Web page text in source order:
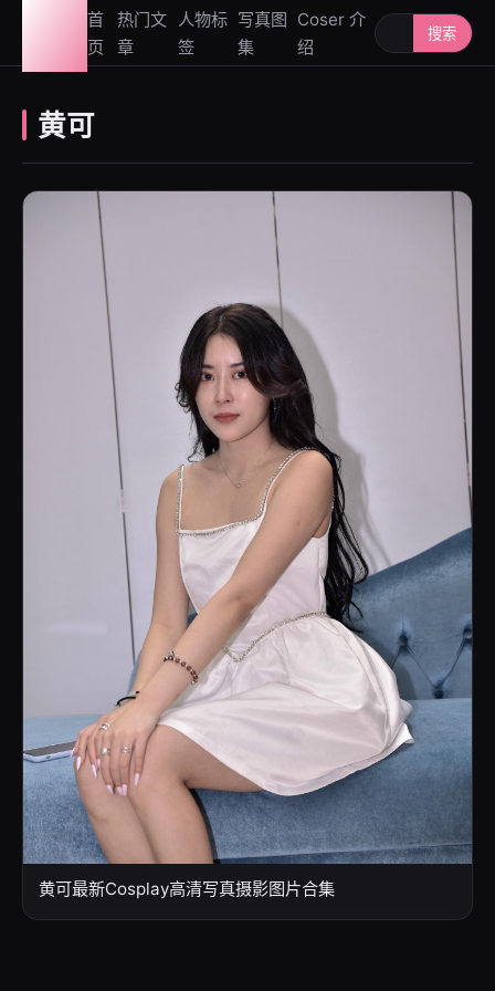
首
页
热门文
章
人物标
签
写真图
集
Coser 介
绍
搜索人物或写
搜索
黄可
黄可最新Cosplay高清写真摄影图片合集